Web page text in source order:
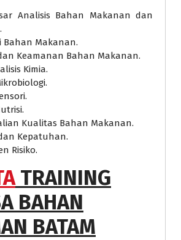
Analisis Bahan Makanan dan
Bahan Makanan.
Keamanan Bahan Makanan.
Kimia.
Kualitas Bahan Makanan.
Kepatuhan.
Risiko.
TRAINING
BAHAN
BATAM